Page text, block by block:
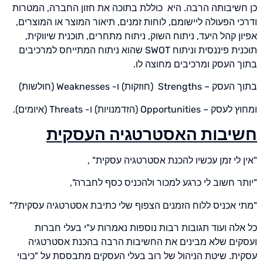
כן חשיבותה הרבה. היא כוללת בתוכה את חזון החברה, המטרות
ודרכי הפעולה ליישומם, לוחות זמנים, תיאור המוצר או המוצרים,
אפיון קהל היעד, ניתוח השוק, ניתוח מתחרים, תוכנית שיווקית,
תוכנית פיננסית וניתוח SWOT שהוא ניתוח המתייחס למרכיבים
בתוך העסק ומרכיבים מחוצה לו.
בתוך העסק – Strengths (חוזקות) ו- Weaknesses (חולשות)
ומחוץ לעסק – Opportunities (הזדמנויות) ו- Threats (איומים).
חשיבות האסטרטגיה העסקית
"אין לי זמן עכשיו להכנת אסטרטגיה עסקית" ,
"יותר חשוב לי כרגע למכור ולהכניס כסף לחברה",
"מתי אכניס ללוח הזמנים הצפוף שלי כתיבת אסטרטגיה עסקית?"
כל אלה ועוד תגובות רבות נוספות נאמרות ע"י בעלי חברות
ועסקים שלא מבינים את החשיבות הרבה בהכנת אסטרטגיה
עסקית. שיטת הניהול של רוב בעלי העסקים מתבססת על "כיבוי